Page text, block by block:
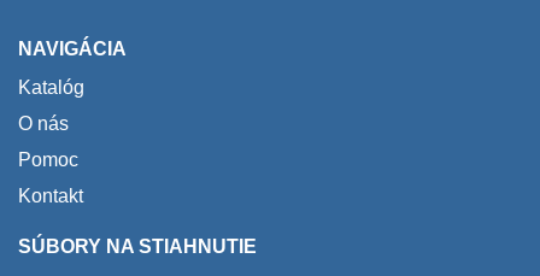
NAVIGÁCIA
Katalóg
O nás
Pomoc
Kontakt
SÚBORY NA STIAHNUTIE